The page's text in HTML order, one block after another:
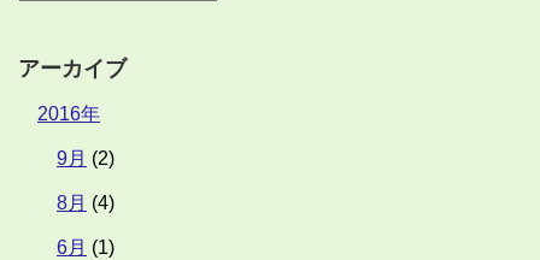
アーカイブ
2016年
9月 (2)
8月 (4)
6月 (1)